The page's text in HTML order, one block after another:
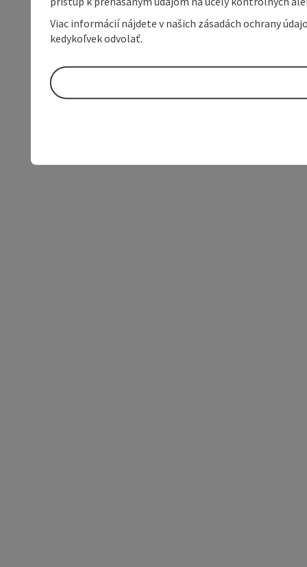
Viac informácií nájdete v našich zásadách ochrany
kedykoľvek odvolať.